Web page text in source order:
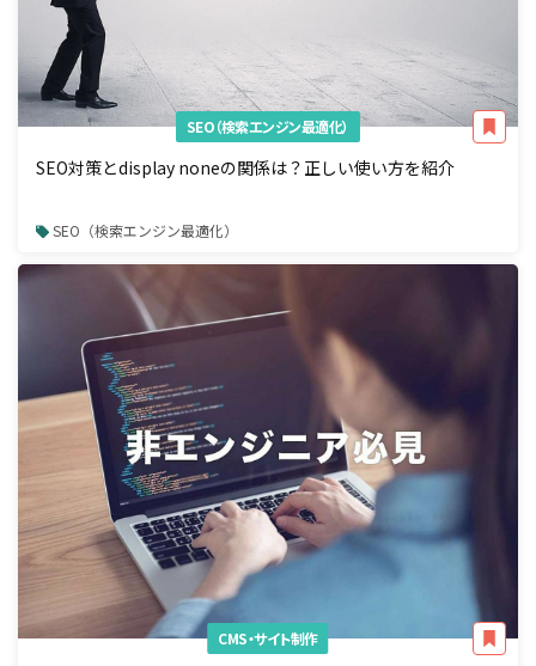
SEO（検索エンジン最適化）
SEO対策とdisplay noneの関係は？正しい使い方を紹介
SEO（検索エンジン最適化）
CMS・サイト制作